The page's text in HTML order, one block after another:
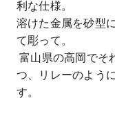
利な仕様。
溶けた金属を砂型
て彫って。
富山県の高岡でそ
つ、リレーのよう
す。